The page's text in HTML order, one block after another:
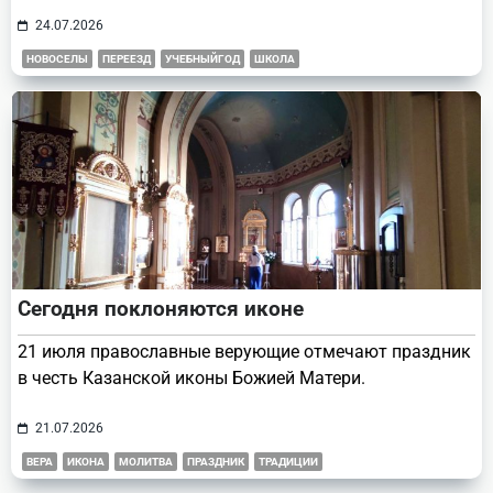
24.07.2026
НОВОСЕЛЫ ПЕРЕЕЗД УЧЕБНЫЙГОД ШКОЛА
Сегодня поклоняются иконе
21 июля православные верующие отмечают праздник
в честь Казанской иконы Божией Матери.
21.07.2026
ВЕРА ИКОНА МОЛИТВА ПРАЗДНИК ТРАДИЦИИ